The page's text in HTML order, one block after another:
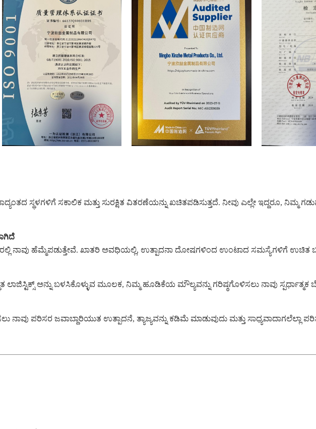
ಸ್ಥಳಗಳಿಗೆ ಸಕಾಲಿಕ ಮತ್ತು ಸುರಕ್ಷಿತ ವಿತರಣೆಯನ್ನು ಖಚಿತಪಡಿಸುತ್ತದೆ. ನೀವು ಎಲ್ಲೇ ಇದ್ದರೂ, ನಿಮ್ಮ
ನಾವು ಹೆಮ್ಮೆಪಡುತ್ತೇವೆ. ಖಾತರಿ ಅವಧಿಯಲ್ಲಿ, ಉತ್ಪಾದನಾ ದೋಷಗಳಿಂದ ಉಂಟಾದ ಸಮಸ್ಯೆಗಳಿಗೆ ಉಚಿತ
ಲಾಜಿಸ್ಟಿಕ್ಸ್ ಅನ್ನು ಬಳಸಿಕೊಳ್ಳುವ ಮೂಲಕ, ನಿಮ್ಮ ಹೂಡಿಕೆಯ ಮೌಲ್ಯವನ್ನು ಗರಿಷ್ಠಗೊಳಿಸಲು ನಾವು
ನಾವು ಪರಿಸರ ಜವಾಬ್ದಾರಿಯುತ ಉತ್ಪಾದನೆ, ತ್ಯಾಜ್ಯವನ್ನು ಕಡಿಮೆ ಮಾಡುವುದು ಮತ್ತು ಸಾಧ್ಯವಾದಾಗಲೆಲ್ಲಾ